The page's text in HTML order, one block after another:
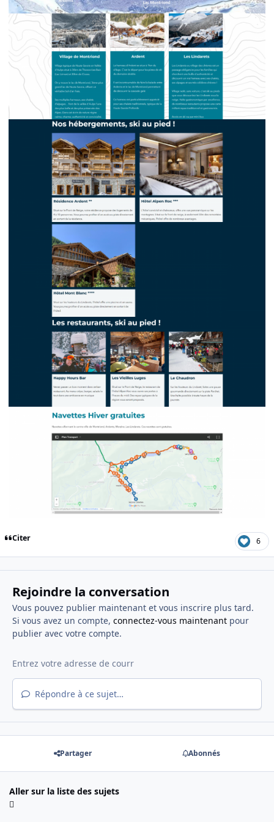
Citer 6
Rejoindre la conversation
Vous pouvez publier maintenant et vous inscrire plus tard.
Si vous avez un compte, connectez-vous maintenantpour
publier avec votre compte.
Répondre à ce sujet…
Partager Abonnés
Aller sur la liste des sujets